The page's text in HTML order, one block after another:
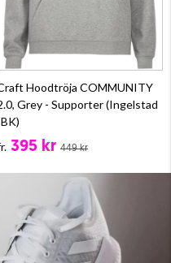
Hoodtröja COMMUNITY
Grey - Supporter (Ingelstad
395 kr 449 kr